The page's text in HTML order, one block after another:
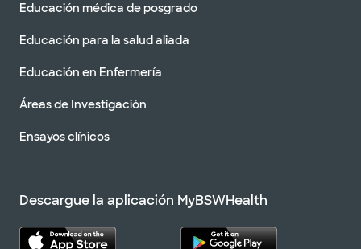
Educación médica de posgrado
Educación para la salud aliada
Educación en Enfermería
Áreas de Investigación
Ensayos clínicos
Descargue la aplicación MyBSWHealth